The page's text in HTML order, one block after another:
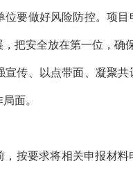
做好风险防控。项目
把安全放在第一位，确
、以点带面、凝聚共
面。
要求将相关申报材料